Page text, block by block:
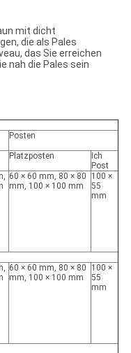
mit dicht
die als Pales
das Sie erreichen
nah die Pales sein
Posten
Platzposten
Ich
Post
60 × 60 mm, 80 × 80
mm, 100 × 100 mm
100 ×
55
mm
60 × 60 mm, 80 × 80
mm, 100 × 100 mm
100 ×
55
mm